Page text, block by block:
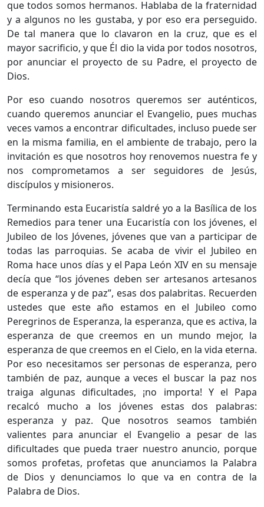
que todos somos hermanos. Hablaba de la fraternidad
y a algunos no les gustaba, y por eso era perseguido.
De tal manera que lo clavaron en la cruz, que es el
mayor sacrificio, y que Él dio la vida por todos nosotros,
por anunciar el proyecto de su Padre, el proyecto de
Dios.
Por eso cuando nosotros queremos ser auténticos,
cuando queremos anunciar el Evangelio, pues muchas
veces vamos a encontrar dificultades, incluso puede ser
en la misma familia, en el ambiente de trabajo, pero la
invitación es que nosotros hoy renovemos nuestra fe y
nos comprometamos a ser seguidores de Jesús,
discípulos y misioneros.
Terminando esta Eucaristía saldré yo a la Basílica de los
Remedios para tener una Eucaristía con los jóvenes, el
Jubileo de los Jóvenes, jóvenes que van a participar de
todas las parroquias. Se acaba de vivir el Jubileo en
Roma hace unos días y el Papa León XIV en su mensaje
decía que “los jóvenes deben ser artesanos artesanos
de esperanza y de paz”, esas dos palabritas. Recuerden
ustedes que este año estamos en el Jubileo como
Peregrinos de Esperanza, la esperanza, que es activa, la
esperanza de que creemos en un mundo mejor, la
esperanza de que creemos en el Cielo, en la vida eterna.
Por eso necesitamos ser personas de esperanza, pero
también de paz, aunque a veces el buscar la paz nos
traiga algunas dificultades, ¡no importa! Y el Papa
recalcó mucho a los jóvenes estas dos palabras:
esperanza y paz. Que nosotros seamos también
valientes para anunciar el Evangelio a pesar de las
dificultades que pueda traer nuestro anuncio, porque
somos profetas, profetas que anunciamos la Palabra
de Dios y denunciamos lo que va en contra de la
Palabra de Dios.